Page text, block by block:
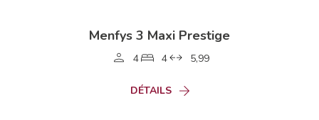
Menfys 3 Maxi Prestige
4 4 5,99
DÉTAILS